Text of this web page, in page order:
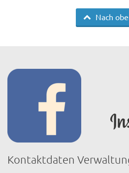
Nach
Kontaktdaten